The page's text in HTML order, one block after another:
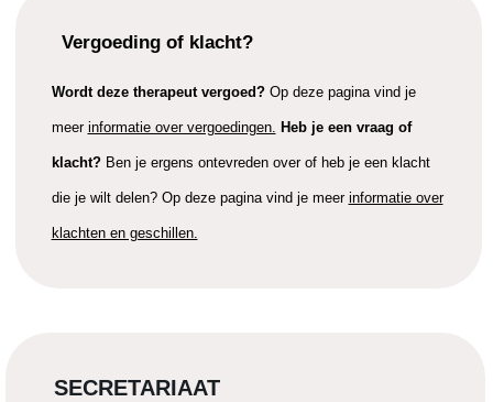
Vergoeding of klacht?
Wordt deze therapeut vergoed?Op deze pagina vind je
meer informatie over vergoedingen. Heb je een vraag of
klacht? Ben je ergens ontevreden over of heb je een klacht
die je wilt delen? Op deze pagina vind je meer informatie over
klachten en geschillen.
SECRETARIAAT